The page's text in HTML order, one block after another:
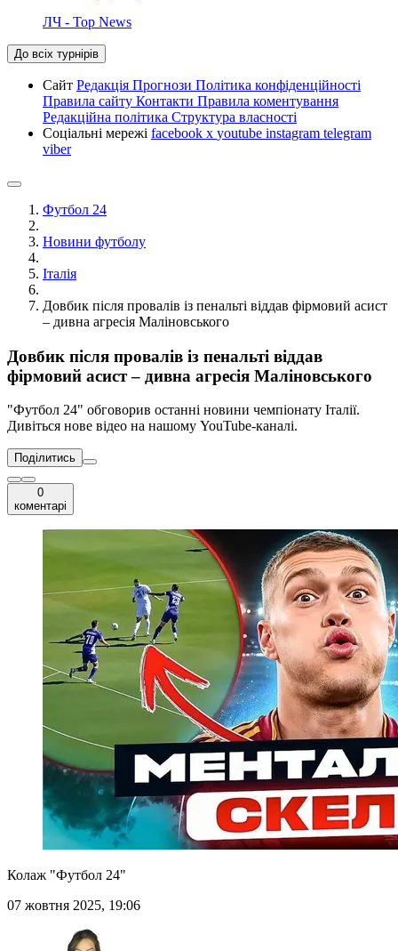
ЛЧ - Top News
До всіх турнірів
Сайт Редакція Прогнози Політика конфіденційності
Правила сайту Контакти Правила коментування
Редакційна політика Структура власності
Соціальні мережі facebook x youtube instagram telegram
viber
Футбол 24
Новини футболу
Італія
Довбик після провалів із пенальті віддав фірмовий асист
– дивна агресія Маліновського
Довбик після провалів із пенальті віддав
фірмовий асист – дивна агресія Маліновського
"Футбол 24" обговорив останні новини чемпіонату Італії.
Дивіться нове відео на нашому YouTube-каналі.
Поділитись
0
коментарі
Колаж "Футбол 24"
07 жовтня 2025, 19:06